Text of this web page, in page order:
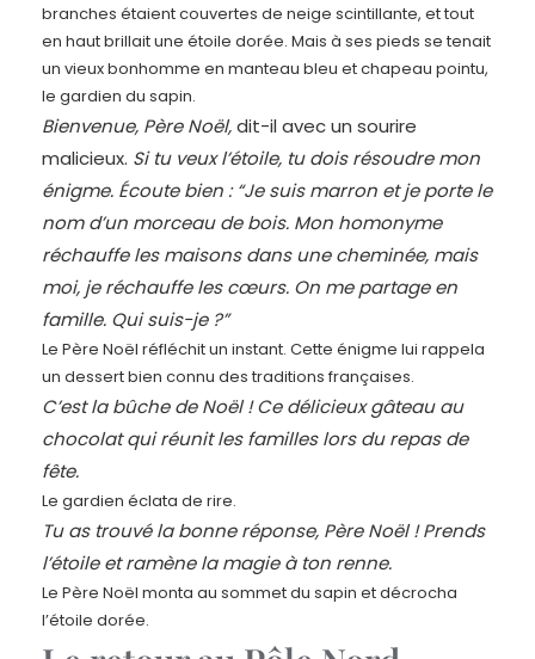
branches étaient couvertes de neige scintillante, et tout
en haut brillait une étoile dorée. Mais à ses pieds se tenait
un vieux bonhomme en manteau bleu et chapeau pointu,
le gardien du sapin.
Bienvenue, Père Noël,dit-il avec un sourire
malicieux. Si tu veux l’étoile, tu dois résoudre mon
énigme. Écoute bien :“Je suis marron et je porte le
nom d’un morceau de bois. Mon homonyme
réchauffe les maisons dans une cheminée, mais
moi, je réchauffe les cœurs. On me partage en
famille. Qui suis-je ?”
Le Père Noël réfléchit un instant. Cette énigme lui rappela
un dessert bien connu des traditions françaises.
C’est la bûche de Noël ! Ce délicieux gâteau au
chocolat qui réunit les familles lors du repas de
fête.
Le gardien éclata de rire.
Tu as trouvé la bonne réponse, Père Noël ! Prends
l’étoile et ramène la magie à ton renne.
Le Père Noël monta au sommet du sapin et décrocha
l’étoile dorée.